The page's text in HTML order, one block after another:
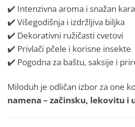
✔️ Intenzivna aroma i snažan
✔️ Višegodišnja i izdržljiva biljka
✔️ Dekorativni ružičasti cvetovi
✔️ Privlači pčele i korisne insekte
✔️ Pogodna za baštu, saksije i
Miloduh je odličan izbor za one
namena – začinsku, lekovitu i